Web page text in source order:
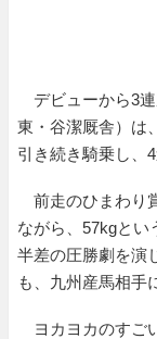
デビューから3連
東・谷潔厩舎）は
引き続き騎乗し、4
前走のひまわり
ながら、57kgとい
半差の圧勝劇を演
も、九州産馬相手
ヨカヨカのすご